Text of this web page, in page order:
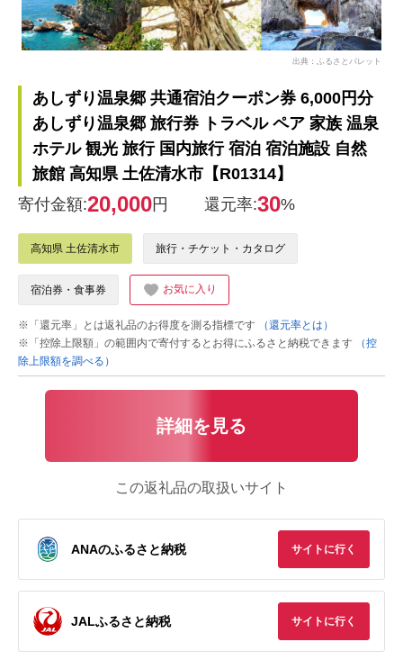
出典：ふるさとパレット
あしずり温泉郷 共通宿泊クーポン券 6,000円分
あしずり温泉郷 旅行券 トラベル ペア 家族 温泉
ホテル 観光 旅行 国内旅行 宿泊 宿泊施設 自然
旅館 高知県 土佐清水市【R01314】
寄付金額:20,000円 還元率:30%
高知県 土佐清水市 旅行・チケット・カタログ
宿泊券・食事券 お気に入り
※「還元率」とは返礼品のお得度を測る指標です
（還元率とは）
※「控除上限額」の範囲内で寄付するとお得にふるさと納税できます
（控
除上限額を調べる）
詳細を見る
この返礼品の取扱いサイト
ANAのふるさと納税 サイトに行く
JALふるさと納税 サイトに行く